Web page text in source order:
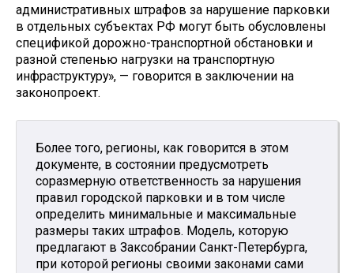
административных штрафов за нарушение парковки
в отдельных субъектах РФ могут быть обусловлены
спецификой дорожно-транспортной обстановки и
разной степенью нагрузки на транспортную
инфраструктуру», — говорится в заключении на
законопроект.
Более того, регионы, как говорится в этом
документе, в состоянии предусмотреть
соразмерную ответственность за нарушения
правил городской парковки и в том числе
определить минимальные и максимальные
размеры таких штрафов. Модель, которую
предлагают в Заксобрании Санкт-Петербурга,
при которой регионы своими законами сами